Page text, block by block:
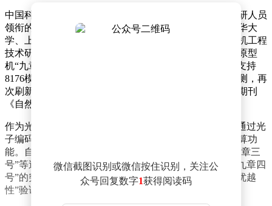
中国科学技术大学潘建伟、陆朝阳、张强、刘乃乐等科研人员
领衔的团队，联合济南量子技术研究院、山西大学、清华大
学、上海人工智能实验室、崂山实验室及国家并行计算机工程
技术研究中心等多家单位，成功研发出可编程量子计算原型
机“九章四号”。该设备以1024个量子压缩态作为输入，支持
8176模式运算，并首次实现3050个光子的精确操控与探测，再
次刷新光量子信息技术领域的世界纪录。国际权威学术期刊
《自然》于近日发表了这一突破性成果。
作为光量子计算领域的代表性成果，“九章”系列原型机通过光
子编码量子比特，利用对光子的量子操控与测量实现计算功
能。自2020年首次问世以来，该系列历经“九章二号”“九章三
号”等迭代升级，持续突破计算规模与效率瓶颈。此次“九章四
号”的突破，标志着我国在光量子计算领域实现从“量子优越
性”验证到规模化应用的跨越式发展。
微信截图识别或微信按住识别，关注公
众号回复数字1获得阅读码